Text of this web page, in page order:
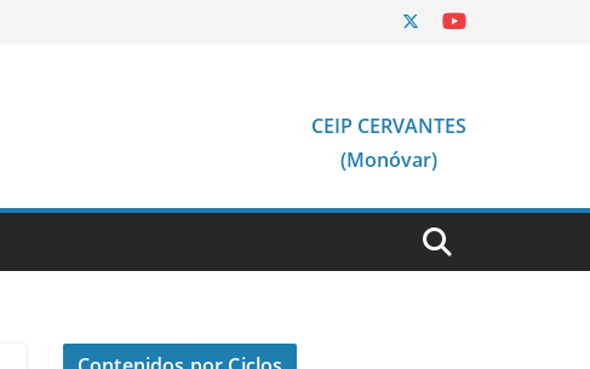
CEIP CERVANTES
(Monóvar)